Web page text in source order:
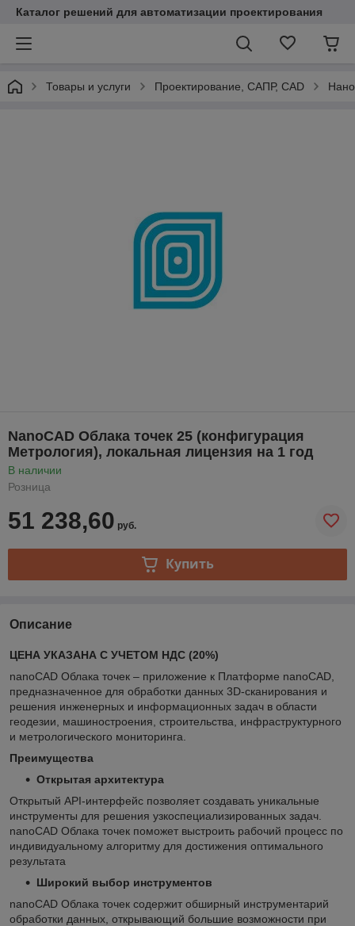
Каталог решений для автоматизации проектирования
Товары и услуги Проектирование, САПР, CAD
NanoCAD Облака точек 25 (конфигурация
Метрология), локальная лицензия на 1 год
В наличии
Розница
51 238,60 руб.
Купить
Описание
ЦЕНА УКАЗАНА С УЧЕТОМ НДС (20%)
nanoCAD Облака точек – приложение к Платформе nanoCAD,
предназначенное для обработки данных 3D-сканирования и
решения инженерных и информационных задач в области
геодезии, машиностроения, строительства, инфраструктурного
и метрологического мониторинга.
Преимущества
Открытая архитектура
Открытый API-интерфейс позволяет создавать уникальные
инструменты для решения узкоспециализированных задач.
nanoCAD Облака точек поможет выстроить рабочий процесс по
индивидуальному алгоритму для достижения оптимального
результата
Широкий выбор инструментов
nanoCAD Облака точек содержит обширный инструментарий
обработки данных, открывающий большие возможности при